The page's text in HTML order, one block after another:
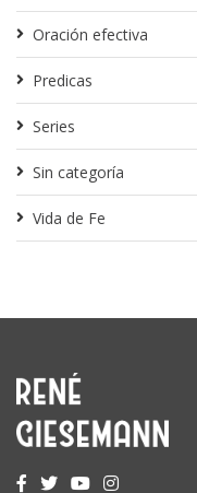
Oración efectiva
Predicas
Series
Sin categoría
Vida de Fe